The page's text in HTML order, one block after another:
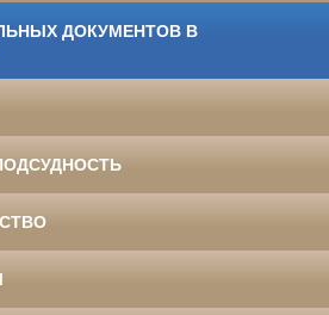
ДОКУМЕНТОВ В